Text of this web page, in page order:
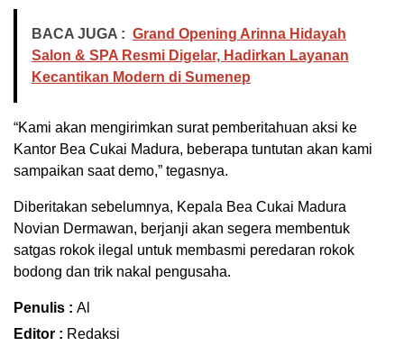
BACA JUGA : Grand Opening Arinna Hidayah
Salon & SPA Resmi Digelar, Hadirkan Layanan
Kecantikan Modern di Sumenep
“Kami akan mengirimkan surat pemberitahuan aksi ke
Kantor Bea Cukai Madura, beberapa tuntutan akan kami
sampaikan saat demo,” tegasnya.
Diberitakan sebelumnya, Kepala Bea Cukai Madura
Novian Dermawan, berjanji akan segera membentuk
satgas rokok ilegal untuk membasmi peredaran rokok
bodong dan trik nakal pengusaha.
Penulis : Al
Editor : Redaksi